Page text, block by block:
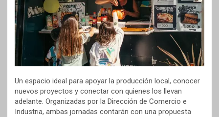
Un espacio ideal para apoyar la producción local, conocer
nuevos proyectos y conectar con quienes los llevan
adelante. Organizadas por la Dirección de Comercio e
Industria, ambas jornadas contarán con una propuesta